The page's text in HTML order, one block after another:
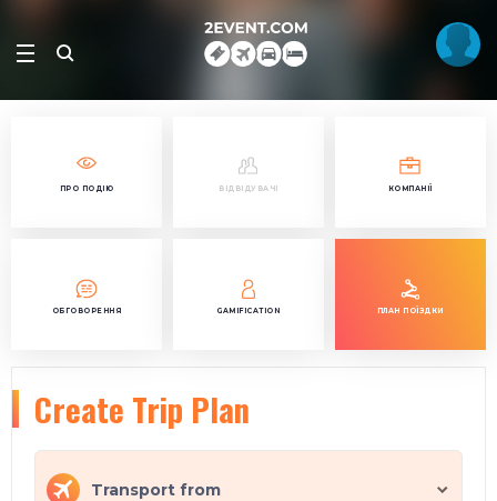
ПРО ПОДІЮ ВІДВІДУВАЧІ КОМПАНІЇ
ОБГОВОРЕННЯ GAMIFICATION ПЛАН ПОЇЗДКИ
Create Trip Plan
Transport from